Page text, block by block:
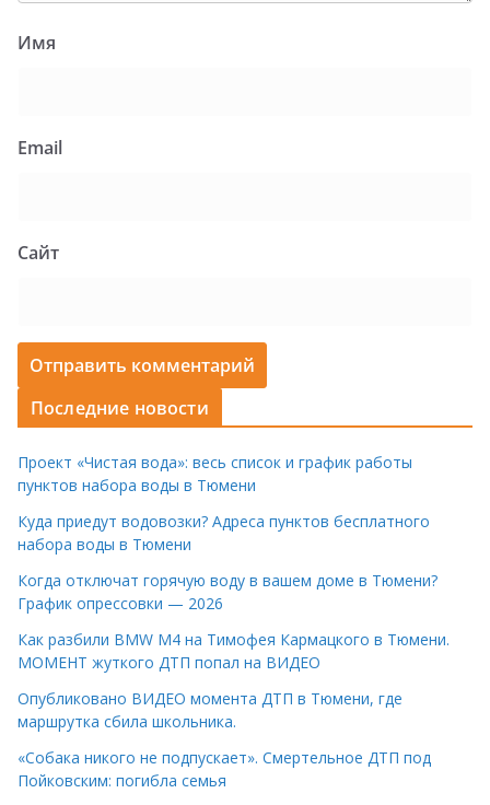
Имя
Email
Сайт
Последние новости
Проект «Чистая вода»: весь список и график работы
пунктов набора воды в Тюмени
Куда приедут водовозки? Адреса пунктов бесплатного
набора воды в Тюмени
Когда отключат горячую воду в вашем доме в Тюмени?
График опрессовки — 2026
Как разбили BMW M4 на Тимофея Кармацкого в Тюмени.
МОМЕНТ жуткого ДТП попал на ВИДЕО
Опубликовано ВИДЕО момента ДТП в Тюмени, где
маршрутка сбила школьника.
«Собака никого не подпускает». Смертельное ДТП под
Пойковским: погибла семья